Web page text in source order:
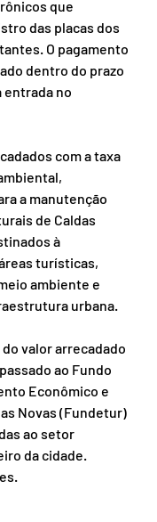
que
das placas dos
O pagamento
dentro do prazo
entrada no
com a taxa
a manutenção
de Caldas
à
turísticas,
ambiente e
urbana.
valor arrecadado
ao Fundo
Econômico e
Novas (Fundetur)
ao setor
da cidade.